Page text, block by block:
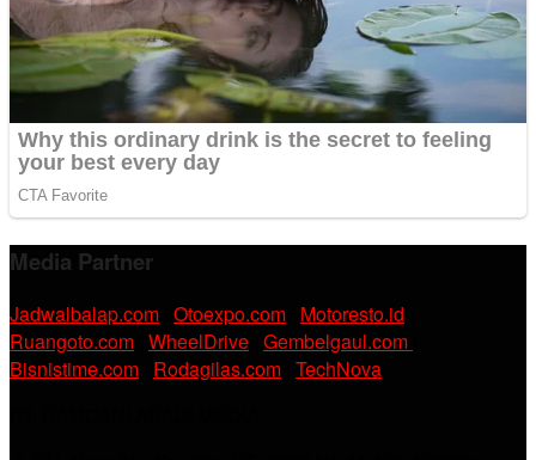
Media Partner
Jadwalbalap.com Otoexpo.com Motoresto.id
Ruangoto.com WheelDrive Gembelgaul.com
Bisnistime.com Rodagilas.com TechNova